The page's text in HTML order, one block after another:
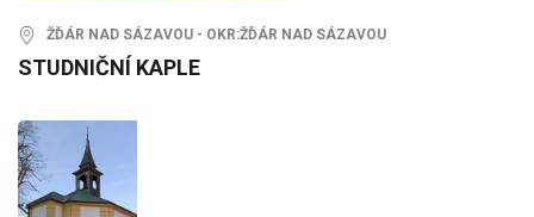
ŽĎÁR NAD SÁZAVOU - OKR:ŽĎÁR NAD SÁZAVOU
STUDNIČNÍ KAPLE